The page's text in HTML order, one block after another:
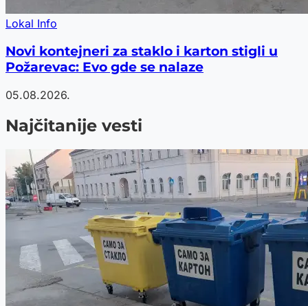
Lokal Info
Novi kontejneri za staklo i karton stigli u
Požarevac: Evo gde se nalaze
05.08.2026.
Najčitanije vesti